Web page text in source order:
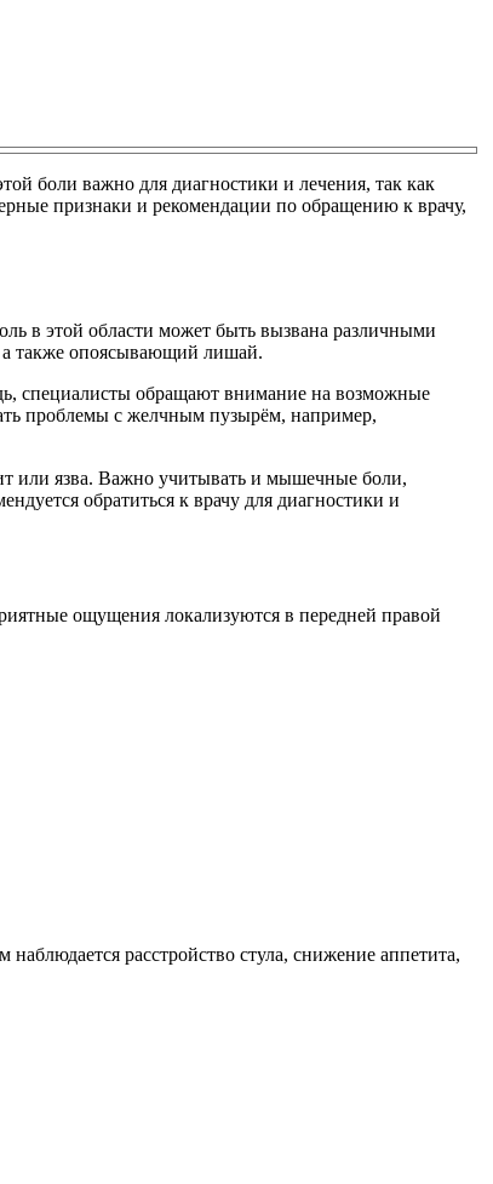
боли важно для диагностики и лечения, так как
признаки и рекомендации по обращению к врачу,
в этой области может быть вызвана различными
а также опоясывающий лишай.
специалисты обращают внимание на возможные
проблемы с желчным пузырём, например,
или язва. Важно учитывать и мышечные боли,
обратиться к врачу для диагностики и
ощущения локализуются в передней правой
расстройство стула, снижение аппетита,